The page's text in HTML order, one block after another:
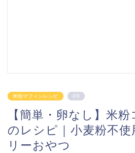
米粉マフィンレシピ PR
【簡単・卵なし】米
のレシピ｜小麦粉不
リーおやつ